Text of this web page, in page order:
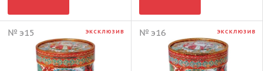
№ э15 ЭКСКЛЮЗИВ № э16 ЭКСКЛЮЗИВ